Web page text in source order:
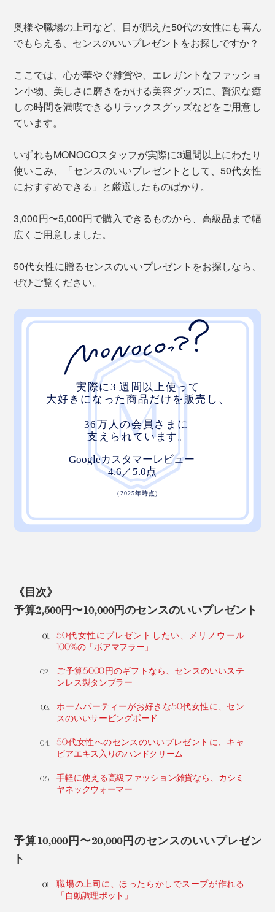
奥様や職場の上司など、目が肥えた50代の女性にも喜ん
でもらえる、センスのいいプレゼントをお探しですか？
ここでは、心が華やぐ雑貨や、エレガントなファッショ
ン小物、美しさに磨きをかける美容グッズに、贅沢な癒
しの時間を満喫できるリラックスグッズなどをご用意し
ています。
いずれもMONOCOスタッフが実際に3週間以上にわたり
使いこみ、「センスのいいプレゼントとして、50代女性
におすすめできる」と厳選したものばかり。
3,000円〜5,000円で購入できるものから、高級品まで幅
広くご用意しました。
50代女性に贈るセンスのいいプレゼントをお探しなら、
ぜひご覧ください。
《目次》
予算2,500円〜10,000円のセンスのいいプレゼント
50代女性にプレゼントしたい、メリノウール
100%の「ボアマフラー」
ご予算5000円のギフトなら、センスのいいステ
ンレス製タンブラー
ホームパーティーがお好きな50代女性に、セン
スのいいサービングボード
50代女性へのセンスのいいプレゼントに、キャ
ビアエキス入りのハンドクリーム
手軽に使える高級ファッション雑貨なら、カシミ
ヤネックウォーマー
予算10,000円〜20,000円のセンスのいいプレゼン
ト
職場の上司に、ほったらかしでスープが作れる
「自動調理ポット」